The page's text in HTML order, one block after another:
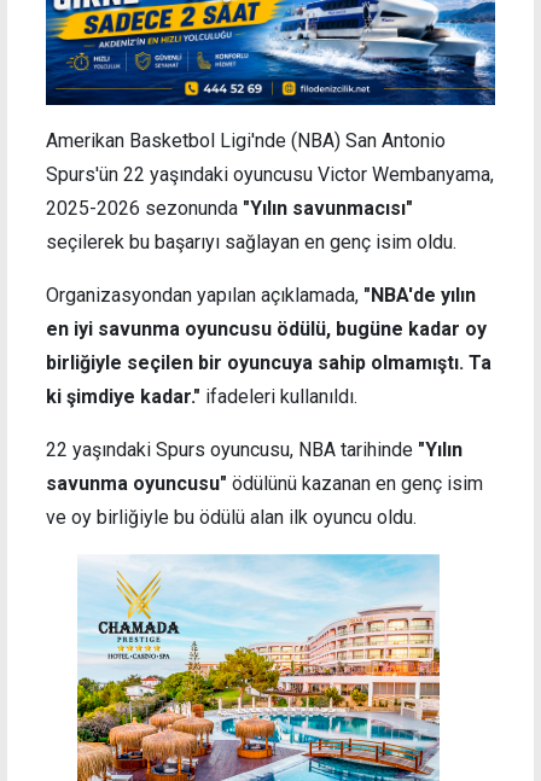
Amerikan Basketbol Ligi'nde (NBA) San Antonio
Spurs'ün 22 yaşındaki oyuncusu Victor Wembanyama,
2025-2026 sezonunda "Yılın savunmacısı"
seçilerek bu başarıyı sağlayan en genç isim oldu.
Organizasyondan yapılan açıklamada, "NBA'de yılın
en iyi savunma oyuncusu ödülü, bugüne kadar oy
birliğiyle seçilen bir oyuncuya sahip olmamıştı. Ta
ki şimdiye kadar." ifadeleri kullanıldı.
22 yaşındaki Spurs oyuncusu, NBA tarihinde "Yılın
savunma oyuncusu" ödülünü kazanan en genç isim
ve oy birliğiyle bu ödülü alan ilk oyuncu oldu.